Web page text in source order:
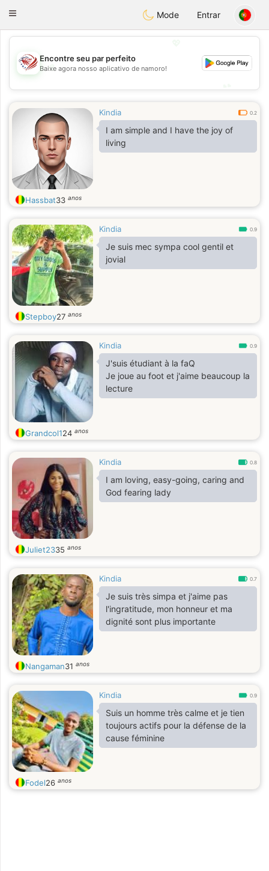
Dating
Toggle
Mode Entrar
💖
💕
Encontre seu par perfeito
Baixe agora nosso aplicativo de namoro!
Kindia 0.2
I am simple and I have the joy of
living
Hassbat33 anos
Kindia 0.9
Je suis mec sympa cool gentil et
jovial
Stepboy27 anos
Kindia 0.9
J'suis étudiant à la faQ
Je joue au foot et j'aime beaucoup la
lecture
Grandcol124 anos
Kindia 0.8
I am loving, easy-going, caring and
God fearing lady
Juliet2335 anos
Kindia 0.7
Je suis très simpa et j'aime pas
l'ingratitude, mon honneur et ma
dignité sont plus importante
Nangaman31 anos
Kindia 0.9
Suis un homme très calme et je tien
toujours actifs pour la défense de la
cause féminine
Fodel26 anos